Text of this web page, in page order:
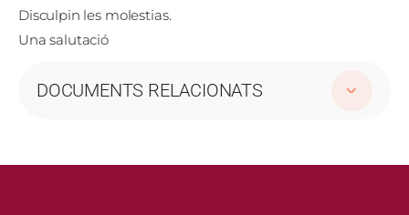
Disculpin les molestias.
Una salutació
DOCUMENTS RELACIONATS